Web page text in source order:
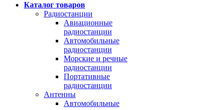
Каталог товаров
Радиостанции
Авиационные
радиостанции
Автомобильные
радиостанции
Морские и речные
радиостанции
Портативные
радиостанции
Антенны
Автомобильные